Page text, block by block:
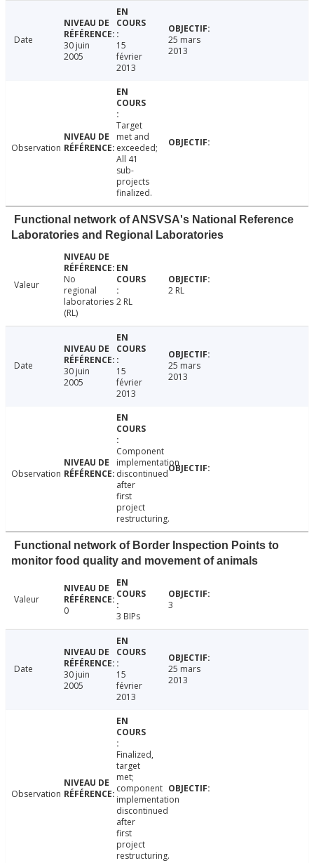
Date
30 juin
2005
15
février
2013
25 mars
2013
Observation
Target
met and
exceeded;
All 41
sub-
projects
finalized.
Functional network of ANSVSA's National Reference
Laboratories and Regional Laboratories
Valeur
No
regional
laboratories
(RL)
2 RL
2 RL
Date
30 juin
2005
15
février
2013
25 mars
2013
Observation
Component
implementation
discontinued
after
first
project
restructuring.
Functional network of Border Inspection Points to
monitor food quality and movement of animals
Valeur
0
3 BIPs
3
Date
30 juin
2005
15
février
2013
25 mars
2013
Observation
Finalized,
target
met;
component
implementation
discontinued
after
first
project
restructuring.